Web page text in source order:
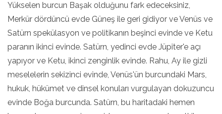
Yükselen burcun Başak olduğunu fark edeceksiniz,
Merkür dördüncü evde Güneş ile geri gidiyor ve Venüs ve
Satürn spekülasyon ve politikanın beşinci evinde ve Ketu
paranın ikinci evinde. Satürn, yedinci evde Jüpiter'e açı
yapıyor ve Ketu, ikinci zenginlik evinde. Rahu, Ay ile gizli
meselelerin sekizinci evinde, Venüs'ün burcundaki Mars,
hukuk, hükümet ve dinsel konuları vurgulayan dokuzuncu
evinde Boğa burcunda. Satürn, bu haritadaki hemen